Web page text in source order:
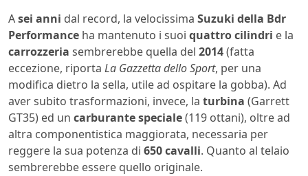
Asei anni dal record, la velocissima Suzuki della Bdr
Performance ha mantenuto i suoi quattro cilindri e la
carrozzeria sembrerebbe quella del 2014(fatta
eccezione, riporta La Gazzetta dello Sport, per una
modifica dietro la sella, utile ad ospitare la gobba). Ad
aver subito trasformazioni, invece, la turbina (Garrett
GT35) ed un carburante speciale(119 ottani), oltre ad
altra componentistica maggiorata, necessaria per
reggere la sua potenza di 650 cavalli. Quanto al telaio
sembrerebbe essere quello originale.